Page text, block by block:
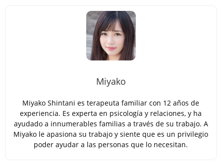
Miyako
Miyako Shintani es terapeuta familiar con 12 años de
experiencia. Es experta en psicología y relaciones, y ha
ayudado a innumerables familias a través de su trabajo. A
Miyako le apasiona su trabajo y siente que es un privilegio
poder ayudar a las personas que lo necesitan.